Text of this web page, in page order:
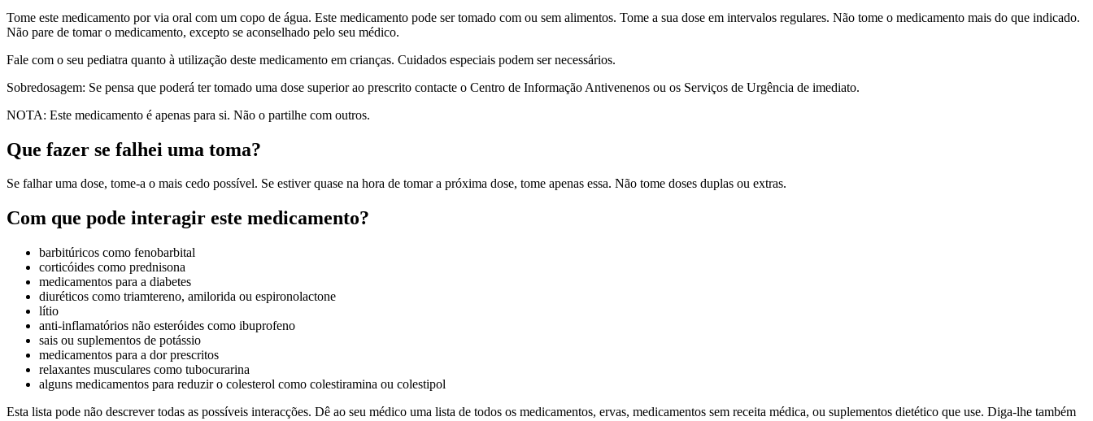
Tome este medicamento por via oral com um copo de água. Este medicamento pode ser tomado com ou sem alimentos. Tome a sua dose em intervalos regulares. Não tome o medicamento mais do que indicado.
Não pare de tomar o medicamento, excepto se aconselhado pelo seu médico.
Fale com o seu pediatra quanto à utilização deste medicamento em crianças. Cuidados especiais podem ser necessários.
Sobredosagem: Se pensa que poderá ter tomado uma dose superior ao prescrito contacte o Centro de Informação Antivenenos ou os Serviços de Urgência de imediato.
NOTA: Este medicamento é apenas para si. Não o partilhe com outros.
Que fazer se falhei uma toma?
Se falhar uma dose, tome-a o mais cedo possível. Se estiver quase na hora de tomar a próxima dose, tome apenas essa. Não tome doses duplas ou extras.
Com que pode interagir este medicamento?
barbitúricos como fenobarbital
corticóides como prednisona
medicamentos para a diabetes
diuréticos como triamtereno, amilorida ou espironolactone
lítio
anti-inflamatórios não esteróides como ibuprofeno
sais ou suplementos de potássio
medicamentos para a dor prescritos
relaxantes musculares como tubocurarina
alguns medicamentos para reduzir o colesterol como colestiramina ou colestipol
Esta lista pode não descrever todas as possíveis interacções. Dê ao seu médico uma lista de todos os medicamentos, ervas, medicamentos sem receita médica, ou suplementos dietético que use. Diga-lhe também